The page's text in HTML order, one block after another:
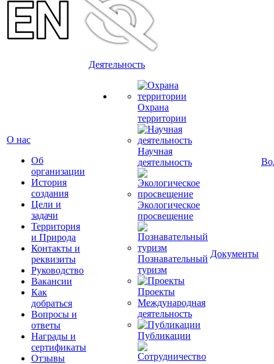
О нас
Об
организации
История
создания
Цели и
задачи
Территория
и Природа
Контакты и
реквизиты
Руководство
Вакансии
Как
добраться
Вопросы и
ответы
Награды и
сертификаты
Отзывы
Деятельность
Охрана
территории
Научная
деятельность
Экологическое
просвещение
Познавательный
туризм
Проекты
Международная
деятельность
Публикации
Документы